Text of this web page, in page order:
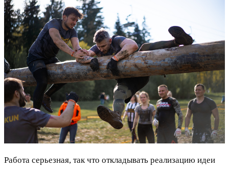
Работа серьезная, так что откладывать реализацию идеи